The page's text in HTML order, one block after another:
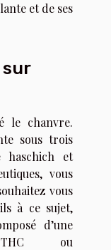
et de ses
sur
le chanvre.
sous trois
et
vous
vous
à ce sujet,
d’une
THC ou